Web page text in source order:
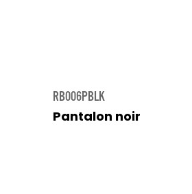
RB006PBLK
Pantalon noir